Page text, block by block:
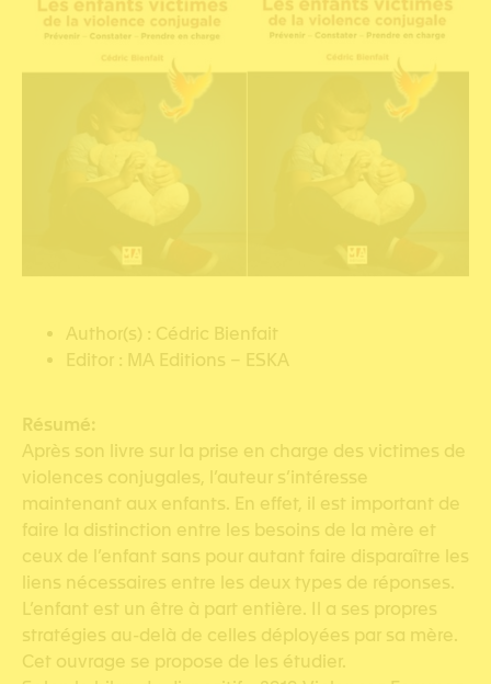
Author(s) : Cédric Bienfait
Editor : MA Editions – ESKA
Résumé:
Après son livre sur la prise en charge des victimes de
violences conjugales, l’auteur s’intéresse
maintenant aux enfants. En effet, il est important de
faire la distinction entre les besoins de la mère et
ceux de l’enfant sans pour autant faire disparaître les
liens nécessaires entre les deux types de réponses.
L’enfant est un être à part entière. Il a ses propres
stratégies au-delà de celles déployées par sa mère.
Cet ouvrage se propose de les étudier.